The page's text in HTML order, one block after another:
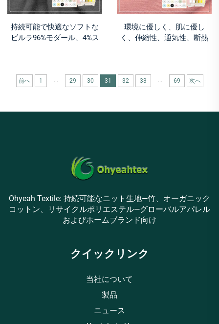
持続可能で快適なソフトな
ビルラ96%モダール、4%ス
環境に優しく、肌に優し
く、伸縮性、通気性、断熱
前へ 1 ... 29 30 31 32 33 ... 69 次へ
Ohyeah Textile: 持続可能なニット生地—竹、オーガニック
コットン、リサイクルポリエステル—グローバルアパレル
およびホームブランド向け
クイックリンク
当社について
製品
ニュース